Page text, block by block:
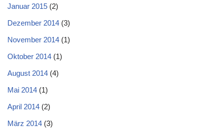
Januar 2015 (2)
Dezember 2014 (3)
November 2014 (1)
Oktober 2014 (1)
August 2014 (4)
Mai 2014 (1)
April 2014 (2)
März 2014 (3)